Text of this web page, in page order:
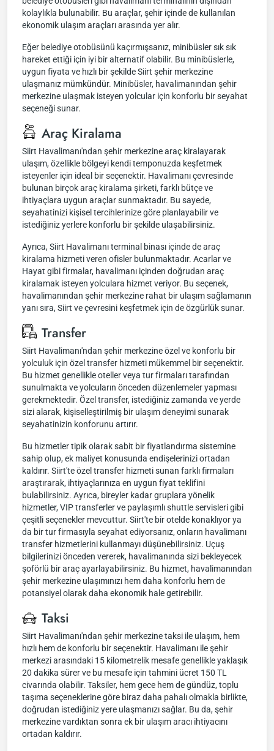
kolaylıkla bulunabilir. Bu araçlar, şehir içinde de kullanılan
ekonomik ulaşım araçları arasında yer alır.
Eğer belediye otobüsünü kaçırmışsanız, minibüsler sık sık
hareket ettiği için iyi bir alternatif olabilir. Bu minibüslerle,
uygun fiyata ve hızlı bir şekilde Siirt şehir merkezine
ulaşmanız mümkündür. Minibüsler, havalimanından şehir
merkezine ulaşmak isteyen yolcular için konforlu bir seyahat
seçeneği sunar.
Araç Kiralama
Siirt Havalimanı'ndan şehir merkezine araç kiralayarak
ulaşım, özellikle bölgeyi kendi temponuzda keşfetmek
isteyenler için ideal bir seçenektir. Havalimanı çevresinde
bulunan birçok araç kiralama şirketi, farklı bütçe ve
ihtiyaçlara uygun araçlar sunmaktadır. Bu sayede,
seyahatinizi kişisel tercihlerinize göre planlayabilir ve
istediğiniz yerlere konforlu bir şekilde ulaşabilirsiniz.
Ayrıca, Siirt Havalimanı terminal binası içinde de araç
kiralama hizmeti veren ofisler bulunmaktadır. Acarlar ve
Hayat gibi firmalar, havalimanı içinden doğrudan araç
kiralamak isteyen yolculara hizmet veriyor. Bu seçenek,
havalimanından şehir merkezine rahat bir ulaşım sağlamanın
yanı sıra, Siirt ve çevresini keşfetmek için de özgürlük sunar.
Transfer
Siirt Havalimanı'ndan şehir merkezine özel ve konforlu bir
yolculuk için özel transfer hizmeti mükemmel bir seçenektir.
Bu hizmet genellikle oteller veya tur firmaları tarafından
sunulmakta ve yolcuların önceden düzenlemeler yapması
gerekmektedir. Özel transfer, istediğiniz zamanda ve yerde
sizi alarak, kişiselleştirilmiş bir ulaşım deneyimi sunarak
seyahatinizin konforunu artırır.
Bu hizmetler tipik olarak sabit bir fiyatlandırma sistemine
sahip olup, ek maliyet konusunda endişelerinizi ortadan
kaldırır. Siirt'te özel transfer hizmeti sunan farklı firmaları
araştırarak, ihtiyaçlarınıza en uygun fiyat teklifini
bulabilirsiniz. Ayrıca, bireyler kadar gruplara yönelik
hizmetler, VIP transferler ve paylaşımlı shuttle servisleri gibi
çeşitli seçenekler mevcuttur. Siirt'te bir otelde konaklıyor ya
da bir tur firmasıyla seyahat ediyorsanız, onların havalimanı
transfer hizmetlerini kullanmayı düşünebilirsiniz. Uçuş
bilgilerinizi önceden vererek, havalimanında sizi bekleyecek
şoförlü bir araç ayarlayabilirsiniz. Bu hizmet, havalimanından
şehir merkezine ulaşımınızı hem daha konforlu hem de
potansiyel olarak daha ekonomik hale getirebilir.
Taksi
Siirt Havalimanı'ndan şehir merkezine taksi ile ulaşım, hem
hızlı hem de konforlu bir seçenektir. Havalimanı ile şehir
merkezi arasındaki 15 kilometrelik mesafe genellikle yaklaşık
20 dakika sürer ve bu mesafe için tahmini ücret 150 TL
civarında olabilir. Taksiler, hem gece hem de gündüz, toplu
taşıma seçeneklerine göre biraz daha pahalı olmakla birlikte,
doğrudan istediğiniz yere ulaşmanızı sağlar. Bu da, şehir
merkezine vardıktan sonra ek bir ulaşım aracı ihtiyacını
ortadan kaldırır.